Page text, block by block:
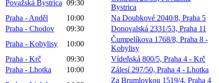
Považská Bystrica 09:30
Bystrica
Praha - Anděl
10:00
Na Doubkové 2040/8, Praha 5
Praha - Chodov
09:30
Donovalská 2331/53, Praha 11
Praha - Kobylisy
10:00
Čumpelíkova 1768/8, Praha 8 -
Kobylisy
Praha - Krč
09:30
Vídeňská 800/5, Praha 4 - Krč
Praha - Lhotka
10:00
Zálesí 297/50, Praha 4 - Lhotka
Za Brumlovkou 1519/4, Praha 4